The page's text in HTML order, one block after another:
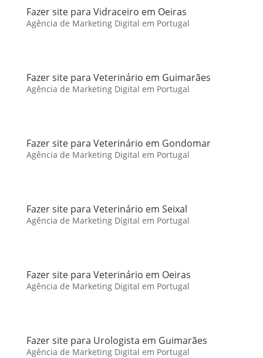
Fazer site para Vidraceiro em Oeiras
Agência de Marketing Digital em Portugal
Fazer site para Veterinário em Guimarães
Agência de Marketing Digital em Portugal
Fazer site para Veterinário em Gondomar
Agência de Marketing Digital em Portugal
Fazer site para Veterinário em Seixal
Agência de Marketing Digital em Portugal
Fazer site para Veterinário em Oeiras
Agência de Marketing Digital em Portugal
Fazer site para Urologista em Guimarães
Agência de Marketing Digital em Portugal